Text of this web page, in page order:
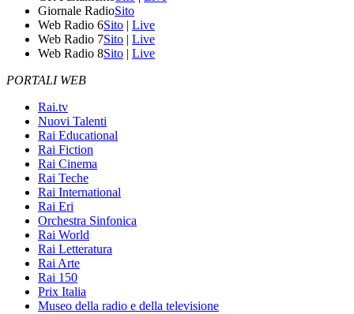
Giornale RadioSito
Web Radio 6Sito | Live
Web Radio 7Sito | Live
Web Radio 8Sito | Live
PORTALI WEB
Rai.tv
Nuovi Talenti
Rai Educational
Rai Fiction
Rai Cinema
Rai Teche
Rai International
Rai Eri
Orchestra Sinfonica
Rai World
Rai Letteratura
Rai Arte
Rai 150
Prix Italia
Museo della radio e della televisione